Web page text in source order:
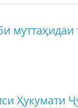
Ҳукумати